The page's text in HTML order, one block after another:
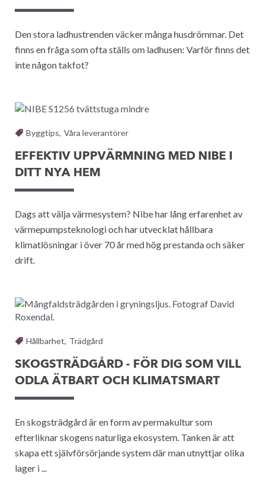
Den stora ladhustrenden väcker många husdrömmar. Det
finns en fråga som ofta ställs om ladhusen: Varför finns det
inte någon takfot?
Byggtips, Våra leverantörer
EFFEKTIV UPPVÄRMNING MED NIBE I
DITT NYA HEM
Dags att välja värmesystem? Nibe har lång erfarenhet av
värmepumpsteknologi och har utvecklat hållbara
klimatlösningar i över 70 år med hög prestanda och säker
drift.
Hållbarhet, Trädgård
SKOGSTRÄDGÅRD - FÖR DIG SOM VILL
ODLA ÄTBART OCH KLIMATSMART
En skogsträdgård är en form av permakultur som
efterliknar skogens naturliga ekosystem. Tanken är att
skapa ett självförsörjande system där man utnyttjar olika
lager i ...